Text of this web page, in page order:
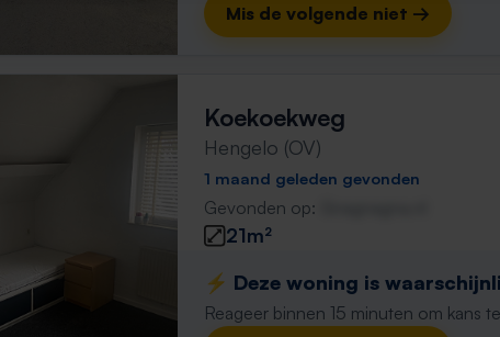
Mis de volgende niet →
Koekoekweg
Hengelo (OV)
1 maand geleden gevonden
Gevonden op:
21m²
⚡️ Deze woning is
Reageer binnen 15 minuten om kans